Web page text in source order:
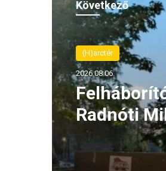
Következő
(H)arctér
2026.08.06.
Radnóti
szerbiai